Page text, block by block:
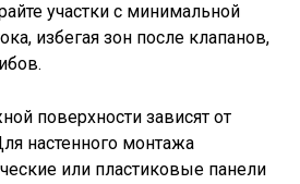
участки с минимальной
избегая зон после клапанов,
поверхности зависят от
настенного монтажа
или пластиковые панели